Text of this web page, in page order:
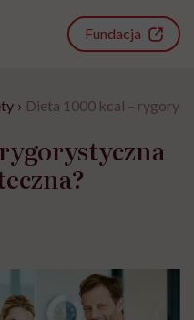
Fundacja
› Dieta 1000 kcal –